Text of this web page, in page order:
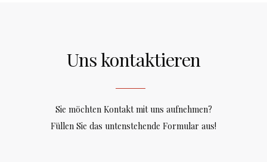
Uns kontaktieren
Sie möchten Kontakt mit uns aufnehmen?
Füllen Sie das untenstehende Formular aus!